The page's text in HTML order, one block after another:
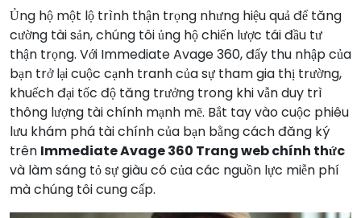
Ủng hộ một lộ trình thận trọng nhưng hiệu quả để tăng
cường tài sản, chúng tôi ủng hộ chiến lược tái đầu tư
thận trọng. Với Immediate Avage 360, đẩy thu nhập của
bạn trở lại cuộc cạnh tranh của sự tham gia thị trường,
khuếch đại tốc độ tăng trưởng trong khi vẫn duy trì
thông lượng tài chính mạnh mẽ. Bắt tay vào cuộc phiêu
lưu khám phá tài chính của bạn bằng cách đăng ký
trên Immediate Avage 360 Trang web chính thức
và làm sáng tỏ sự giàu có của các nguồn lực miễn phí
mà chúng tôi cung cấp.